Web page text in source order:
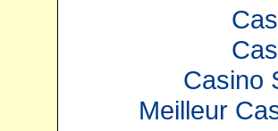
Casino
Meilleur